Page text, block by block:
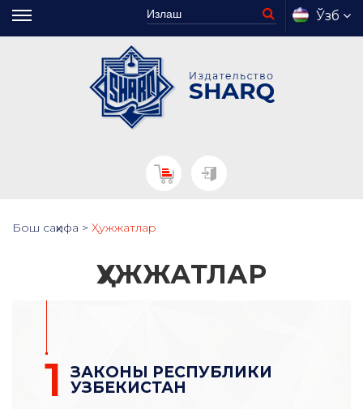
Ўзб
Бош саҳифа > Ҳужжатлар
ҲУЖЖАТЛАР
1
ЗАКОНЫ РЕСПУБЛИКИ
УЗБЕКИСТАН